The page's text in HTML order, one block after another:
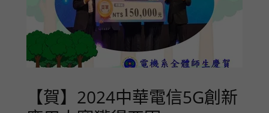
【賀】2024中華電信5G創新